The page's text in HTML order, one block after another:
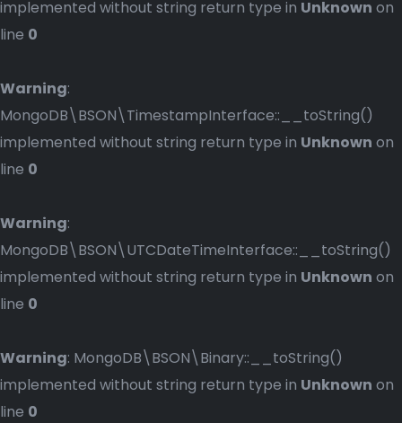
implemented without string return type in Unknown on
line 0
Warning:
MongoDB\BSON\TimestampInterface::__toString()
implemented without string return type in Unknown on
line 0
Warning:
MongoDB\BSON\UTCDateTimeInterface::__toString()
implemented without string return type in Unknown on
line 0
Warning: MongoDB\BSON\Binary::__toString()
implemented without string return type in Unknown on
line 0